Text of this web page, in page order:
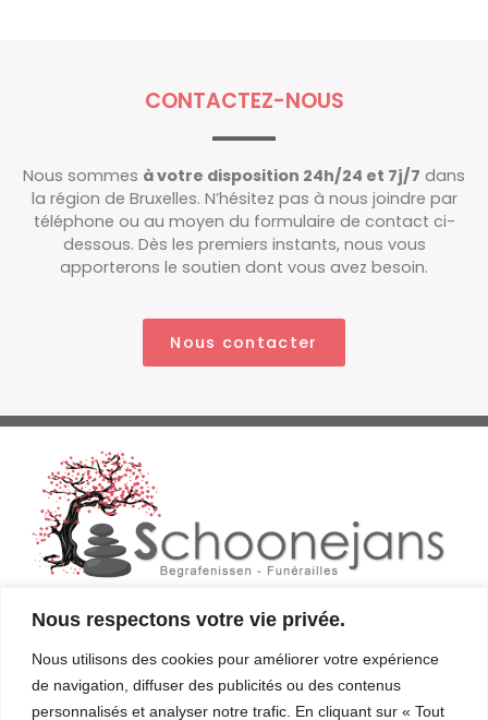
Nous respectons votre vie privée.
Nous utilisons des cookies pour améliorer votre expérience
de navigation, diffuser des publicités ou des contenus
personnalisés et analyser notre trafic. En cliquant sur « Tout
CONTACTEZ-NOUS
Nous sommes à votre disposition 24h/24 et 7j/7 dans
la région de Bruxelles. N’hésitez pas à nous joindre par
téléphone ou au moyen du formulaire de contact ci-
dessous. Dès les premiers instants, nous vous
apporterons le soutien dont vous avez besoin.
Nous contacter
0477/55.99.94